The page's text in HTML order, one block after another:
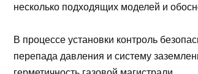
несколько подходящих моделей и
В процессе установки контроль
перепада давления и систему